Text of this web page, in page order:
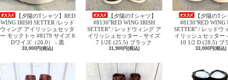
【夕陽のTシャツ】RED
WING IRISH SETTER /レッド
ウィング アイリッシュセッタ
ー モックトゥ #8179 サイズ 8
Dワイズ（26.0） - 黒
33,000円(税込)
【夕陽のTシャツ】
#8130"RED WING IRISH
SETTER" / レッドウィング ア
イリッシュセッター - サイズ
7 1/2E (25.5) ブラック
31,900円(税込)
【夕陽のT
#8130"RED WING
SETTER" / レッドウ
イリッシュセッター
10 1/2 D (28.5) ブ
33,000円(税込)